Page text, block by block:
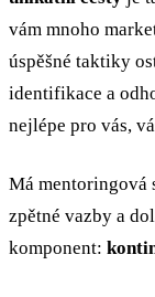
vám mnoho
úspěšné taktiky
identifikace a
nejlépe pro vás,
Má mentoringová
zpětné vazby a
komponent: